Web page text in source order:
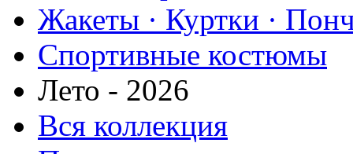
Жакеты · Куртки ·
Спортивные костюмы
Лето - 2026
Вся коллекция